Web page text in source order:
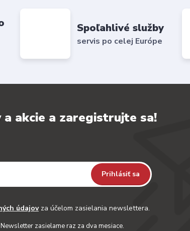
Spoľahlivé služby
servis po celej Európe
akcie a zaregistrujte sa!
Prihlásiť sa
údajovza účelom zasielania newslettera.
zasielame raz za dva mesiace.